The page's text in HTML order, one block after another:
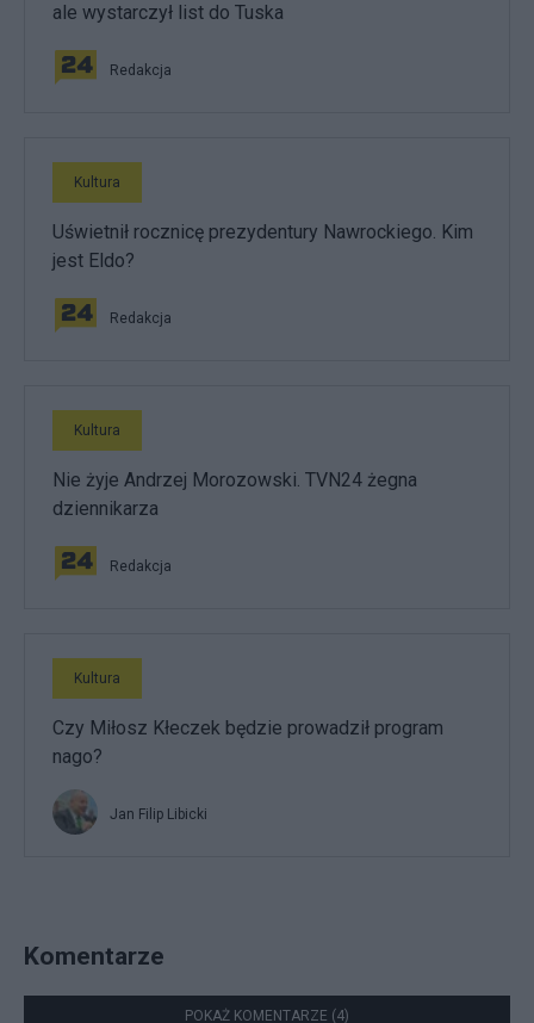
ale wystarczył list do Tuska
Redakcja
Kultura
Uświetnił rocznicę prezydentury Nawrockiego. Kim
jest Eldo?
Redakcja
Kultura
Nie żyje Andrzej Morozowski. TVN24 żegna
dziennikarza
Redakcja
Kultura
Czy Miłosz Kłeczek będzie prowadził program
nago?
Jan Filip Libicki
Komentarze
POKAŻ KOMENTARZE (4)